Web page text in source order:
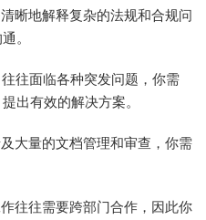
晰地解释复杂的法规和合规问
。
往面临各种突发问题，你需
出有效的解决方案。
大量的文档管理和审查，你需
往往需要跨部门合作，因此你